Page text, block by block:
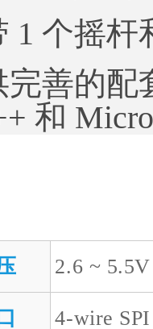
1 个摇
完善的配
和
2.6 ~ 5.5V
4-wire SPI